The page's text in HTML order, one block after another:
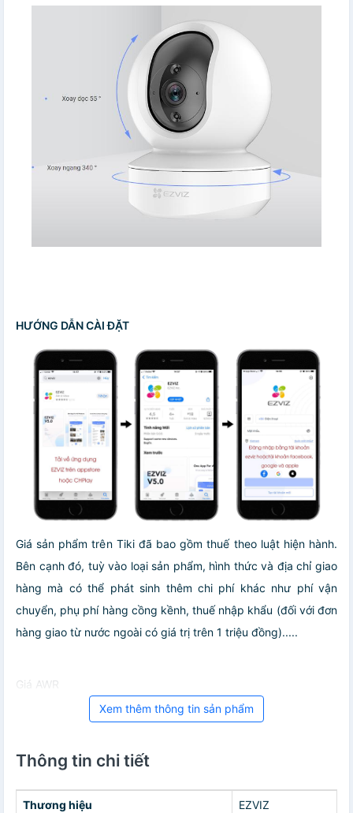
HƯỚNG DẪN CÀI ĐẶT
Giá sản phẩm trên Tiki đã bao gồm thuế theo luật hiện hành.
Bên cạnh đó, tuỳ vào loại sản phẩm, hình thức và địa chỉ giao
hàng mà có thể phát sinh thêm chi phí khác như phí vận
chuyển, phụ phí hàng cồng kềnh, thuế nhập khẩu (đối với đơn
hàng giao từ nước ngoài có giá trị trên 1 triệu đồng).....
Giá AWR
Xem thêm thông tin sản phẩm
Thông tin chi tiết
Thương hiệu EZVIZ